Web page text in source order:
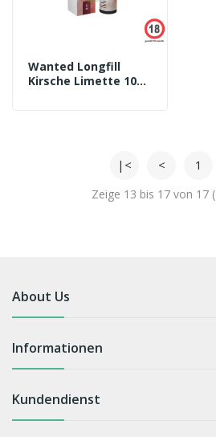
Wanted Longfill
Kirsche Limette 10ml
|< < 1
Zeige 13 bis 17 von 17
About Us
Informationen
Kundendienst